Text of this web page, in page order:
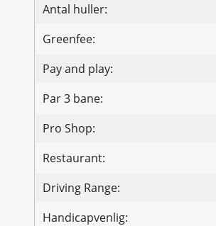
Antal huller:
Greenfee:
Pay and play:
Par 3 bane:
Pro Shop:
Restaurant:
Driving Range:
Handicapvenlig: